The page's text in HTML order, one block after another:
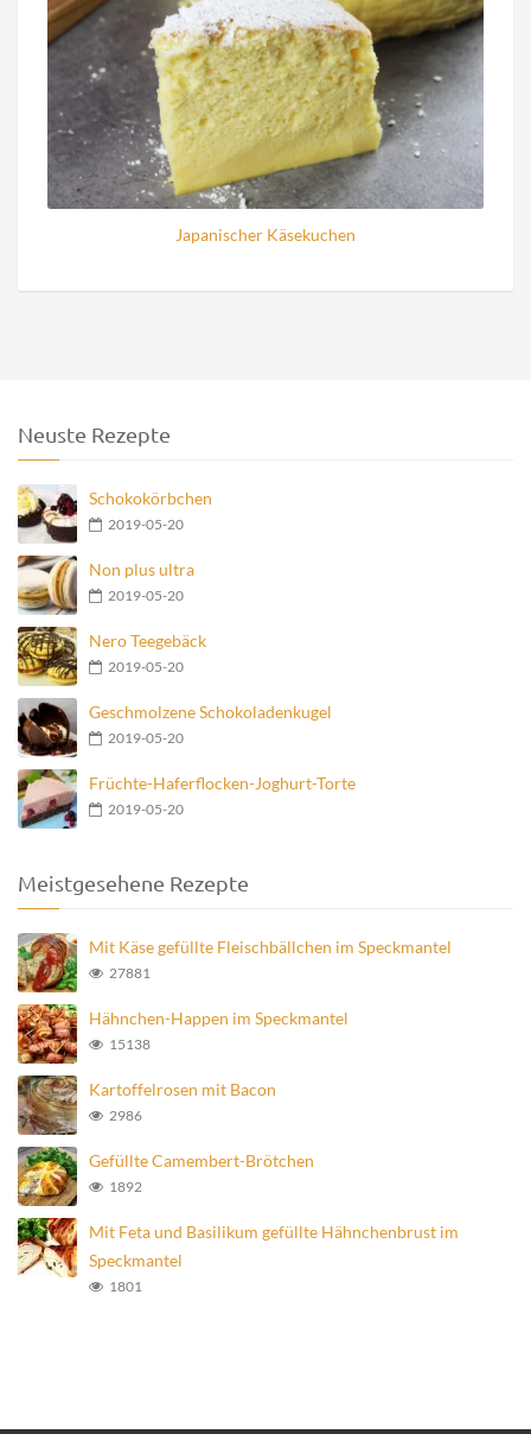
Japanischer Käsekuchen
Neuste Rezepte
Schokokörbchen
2019-05-20
Non plus ultra
2019-05-20
Nero Teegebäck
2019-05-20
Geschmolzene Schokoladenkugel
2019-05-20
Früchte-Haferflocken-Joghurt-Torte
2019-05-20
Meistgesehene Rezepte
Mit Käse gefüllte Fleischbällchen im Speckmantel
27881
Hähnchen-Happen im Speckmantel
15138
Kartoffelrosen mit Bacon
2986
Gefüllte Camembert-Brötchen
1892
Mit Feta und Basilikum gefüllte Hähnchenbrust im
Speckmantel
1801